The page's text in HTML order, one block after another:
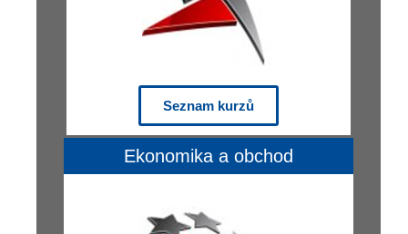
Seznam kurzů
Ekonomika a obchod